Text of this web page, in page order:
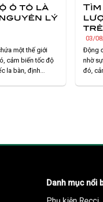
ô tô là
lý
một thế giới
cảm biến tốc độ
la bàn, định
03/
Động
nhờ
đó,
Danh mục nổi